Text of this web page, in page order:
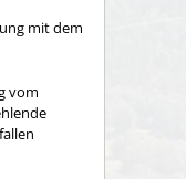
mit dem
vom